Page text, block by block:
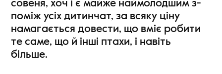
совеня, хоч і є майже наймолодшим з-
поміж усіх дитинчат, за всяку ціну
намагається довести, що вміє робити
те саме, що й інші птахи, і навіть
більше.